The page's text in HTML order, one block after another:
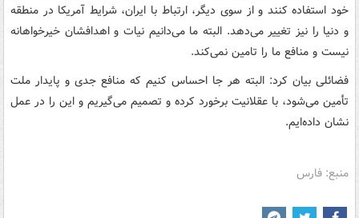
خود استفاده کنند و از سوی دیگر، ارتباط با ایران، شرایط آمریکا در منطقه
و دنیا را نیز تغییر می‌دهد. البته ما می‌دانیم نیات و اهدافشان خیرخواهانه
نیست و منافع ما را تامین نمی‌کند.
فضائلی بیان کرد: البته هر جا احساس کنیم که منافع جدی و پایدار ملت
تأمین می‌شود، با عقلانیت برخورد کرده و تصمیم می‌گیریم و این را در عمل
نشان داده‌ایم.
منبع: فارس